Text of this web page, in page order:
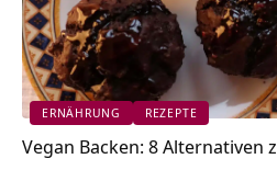
ERNÄHRUNG REZEPTE
Vegan Backen: 8 Alternativen